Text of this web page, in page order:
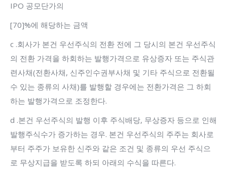
IPO 공모단가의
[70]%에 해당하는 금액
c .회사가 본건 우선주식의 전환 전에 그 당시의 본건 우선주식
의 전환 가격을 하회하는 발행가격으로 유상증자 또는 주식관
련사채(전환사채, 신주인수권부사채 및 기타 주식으로 전환될
수 있는 종류의 사채)를 발행할 경우에는 전환가격은 그 하회
하는 발행가격으로 조정한다.
d .본건 우선주식의 발행 이후 주식배당, 무상증자 등으로 인해
발행주식수가 증가하는 경우. 본건 우선주식의 주주는 회사로
부터 주주가 보유한 신주와 같은 조건 및 종류의 우선 주식으
로 무상지급을 받도록 하되 아래의 수식을 따른다.